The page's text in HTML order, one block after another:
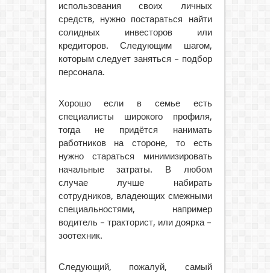
использования своих личных
средств, нужно постараться найти
солидных инвесторов или
кредиторов. Следующим шагом,
которым следует заняться – подбор
персонала.
Хорошо если в семье есть
специалисты широкого профиля,
тогда не придётся нанимать
работников на стороне, то есть
нужно стараться минимизировать
начальные затраты. В любом
случае лучше набирать
сотрудников, владеющих смежными
специальностями, например
водитель – тракторист, или доярка –
зоотехник.
Следующий, пожалуй, самый